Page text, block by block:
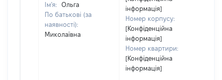
Ім'я:
Ольга
По батькові (за
наявності):
Миколаївна
інформація]
Номер корпусу:
[Конфіденційна
інформація]
Номер квартири:
[Конфіденційна
інформація]